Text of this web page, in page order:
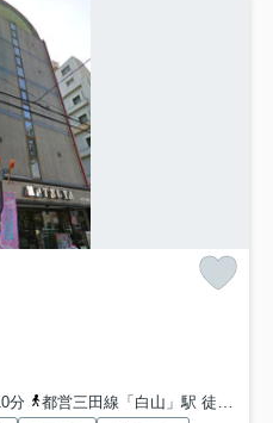
分
都営三田線「白山」駅 徒歩10分